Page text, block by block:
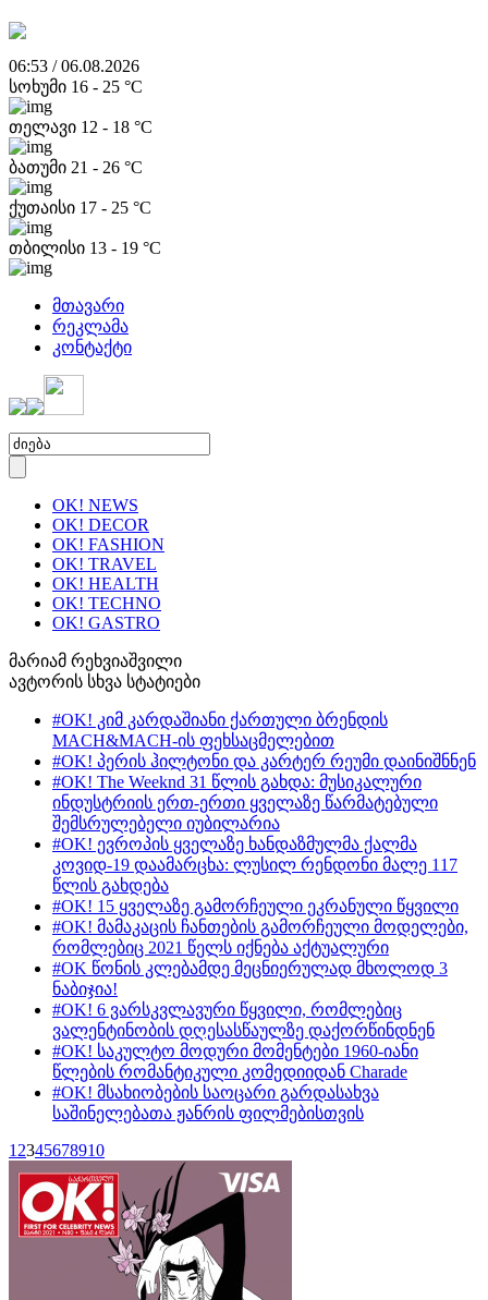
06:53 / 06.08.2026
სოხუმი 16 - 25 °C
თელავი 12 - 18 °C
ბათუმი 21 - 26 °C
ქუთაისი 17 - 25 °C
თბილისი 13 - 19 °C
მთავარი
რეკლამა
კონტაქტი
OK! NEWS
OK! DECOR
OK! FASHION
OK! TRAVEL
OK! HEALTH
OK! TECHNO
OK! GASTRO
მარიამ რეხვიაშვილი
ავტორის სხვა სტატიები
#OK! კიმ კარდაშიანი ქართული ბრენდის
MACH&MACH-ის ფეხსაცმელებით
#OK! პერის ჰილტონი და კარტერ რეუმი დაინიშნნენ
#OK! The Weeknd 31 წლის გახდა: მუსიკალური
ინდუსტრიის ერთ-ერთი ყველაზე წარმატებული
შემსრულებელი იუბილარია
#OK! ევროპის ყველაზე ხანდაზმულმა ქალმა
კოვიდ-19 დაამარცხა: ლუსილ რენდონი მალე 117
წლის გახდება
#OK! 15 ყველაზე გამორჩეული ეკრანული წყვილი
#OK! მამაკაცის ჩანთების გამორჩეული მოდელები,
რომლებიც 2021 წელს იქნება აქტუალური
#OK წონის კლებამდე მეცნიერულად მხოლოდ 3
ნაბიჯია!
#OK! 6 ვარსკვლავური წყვილი, რომლებიც
ვალენტინობის დღესასწაულზე დაქორწინდნენ
#OK! საკულტო მოდური მომენტები 1960-იანი
წლების რომანტიკული კომედიიდან Charade
#OK! მსახიობების საოცარი გარდასახვა
საშინელებათა ჟანრის ფილმებისთვის
1 2345678910